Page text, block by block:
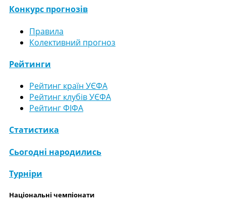
Конкурс прогнозів
Правила
Колективний прогноз
Рейтинги
Рейтинг країн УЄФА
Рейтинг клубів УЄФА
Рейтинг ФІФА
Статистика
Сьогодні народились
Турніри
Національні чемпіонати